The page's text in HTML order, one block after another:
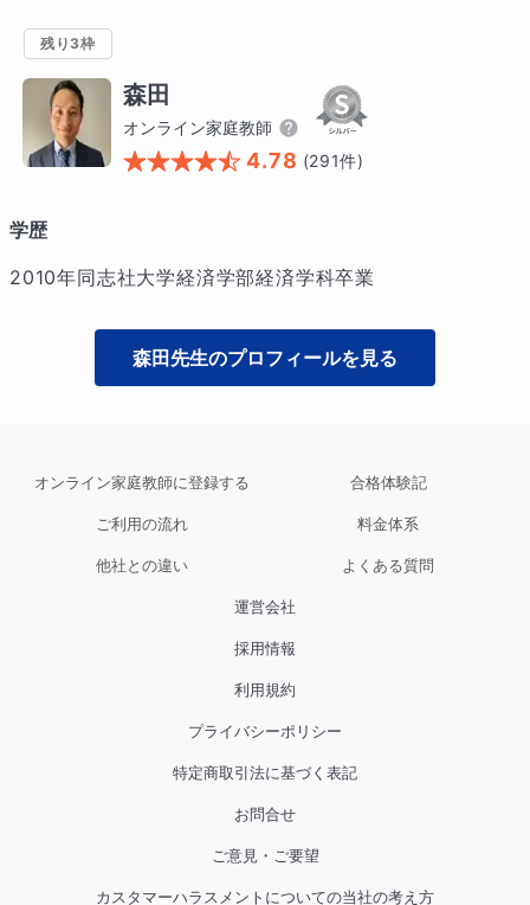
残り3枠
森田
オンライン家庭教師
4.78 (291件)
学歴
2010年同志社大学経済学部経済学科卒業
森田 先生のプロフィールを見る
オンライン家庭教師に登録する 合格体験記
ご利用の流れ 料金体系
他社との違い よくある質問
運営会社
採用情報
利用規約
プライバシーポリシー
特定商取引法に基づく表記
お問合せ
ご意見・ご要望
カスタマーハラスメントについての当社の考え方